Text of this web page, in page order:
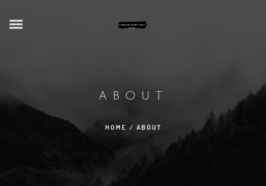
ABOUT
HOME / ABOUT